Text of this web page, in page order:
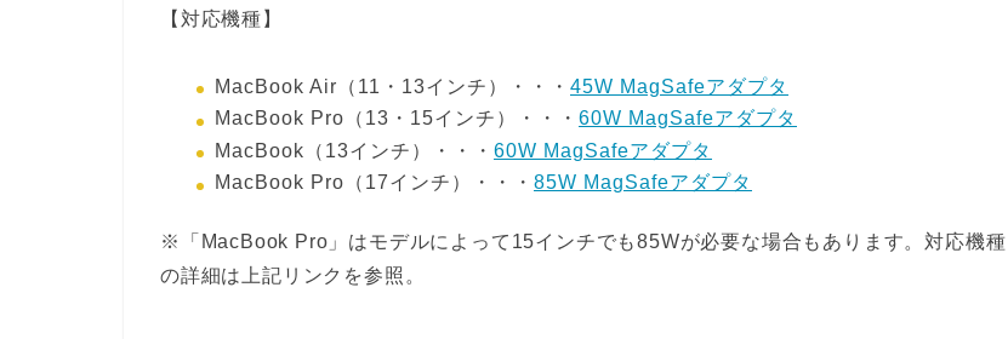
【対応機種】
MacBook Air（11・13インチ）・・・ 45W MagSafeアダプタ
MacBook Pro（13・15インチ）・・・ 60W MagSafeアダプタ
MacBook（13インチ）・・・ 60W MagSafeアダプタ
MacBook Pro（17インチ）・・・ 85W MagSafeアダプタ
※「MacBook Pro」はモデルによって15インチでも85Wが必要な場合もあります。対応機種
の詳細は上記リンクを参照。